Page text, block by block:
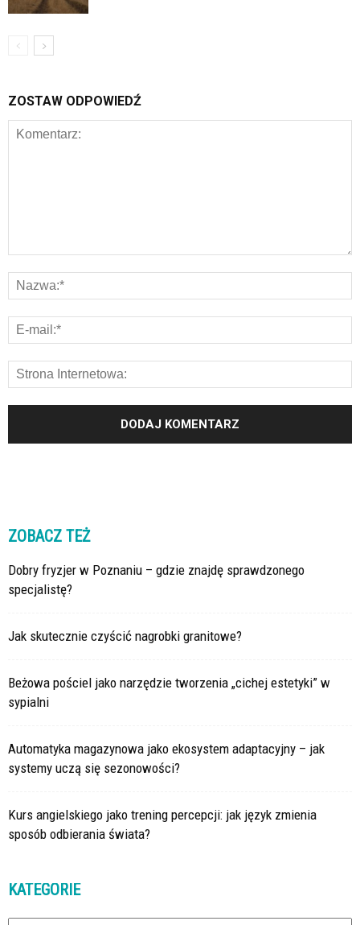
ZOSTAW ODPOWIEDŹ
ZOBACZ TEŻ
Dobry fryzjer w Poznaniu – gdzie znajdę sprawdzonego
specjalistę?
Jak skutecznie czyścić nagrobki granitowe?
Beżowa pościel jako narzędzie tworzenia „cichej estetyki” w
sypialni
Automatyka magazynowa jako ekosystem adaptacyjny – jak
systemy uczą się sezonowości?
Kurs angielskiego jako trening percepcji: jak język zmienia
sposób odbierania świata?
KATEGORIE
Kategorie